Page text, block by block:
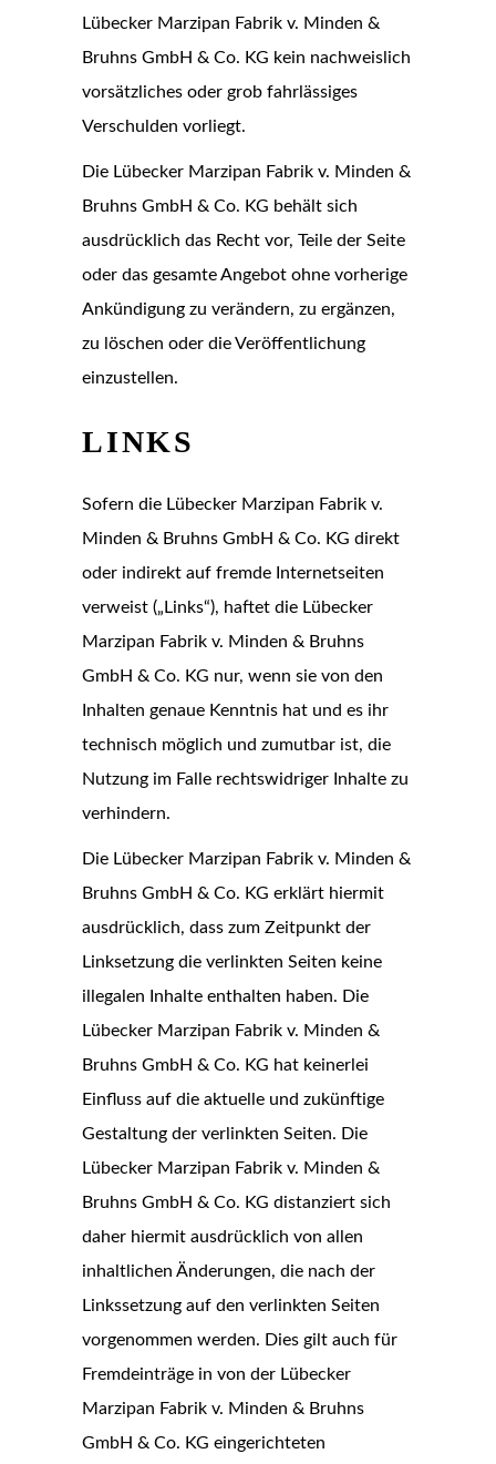
Lübecker Marzipan Fabrik v. Minden &
Bruhns GmbH & Co. KG kein nachweislich
vorsätzliches oder grob fahrlässiges
Verschulden vorliegt.
Die Lübecker Marzipan Fabrik v. Minden &
Bruhns GmbH & Co. KG behält sich
ausdrücklich das Recht vor, Teile der Seite
oder das gesamte Angebot ohne vorherige
Ankündigung zu verändern, zu ergänzen,
zu löschen oder die Veröffentlichung
einzustellen.
LINKS
Sofern die Lübecker Marzipan Fabrik v.
Minden & Bruhns GmbH & Co. KG direkt
oder indirekt auf fremde Internetseiten
verweist („Links“), haftet die Lübecker
Marzipan Fabrik v. Minden & Bruhns
GmbH & Co. KG nur, wenn sie von den
Inhalten genaue Kenntnis hat und es ihr
technisch möglich und zumutbar ist, die
Nutzung im Falle rechtswidriger Inhalte zu
verhindern.
Die Lübecker Marzipan Fabrik v. Minden &
Bruhns GmbH & Co. KG erklärt hiermit
ausdrücklich, dass zum Zeitpunkt der
Linksetzung die verlinkten Seiten keine
illegalen Inhalte enthalten haben. Die
Lübecker Marzipan Fabrik v. Minden &
Bruhns GmbH & Co. KG hat keinerlei
Einfluss auf die aktuelle und zukünftige
Gestaltung der verlinkten Seiten. Die
Lübecker Marzipan Fabrik v. Minden &
Bruhns GmbH & Co. KG distanziert sich
daher hiermit ausdrücklich von allen
inhaltlichen Änderungen, die nach der
Linkssetzung auf den verlinkten Seiten
vorgenommen werden. Dies gilt auch für
Fremdeinträge in von der Lübecker
Marzipan Fabrik v. Minden & Bruhns
GmbH & Co. KG eingerichteten